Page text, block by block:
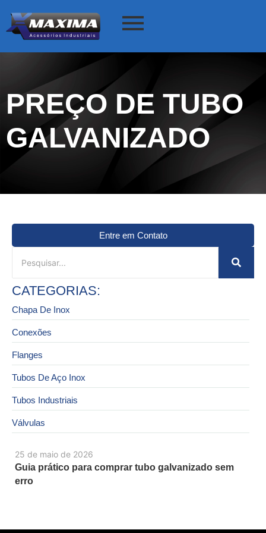
PREÇO DE TUBO
GALVANIZADO
25 de maio de 2026
Guia prático para comprar tubo galvanizado sem
erro
Entre em Contato
CATEGORIAS:
Chapa De Inox
Conexões
Flanges
Tubos De Aço Inox
Tubos Industriais
Válvulas